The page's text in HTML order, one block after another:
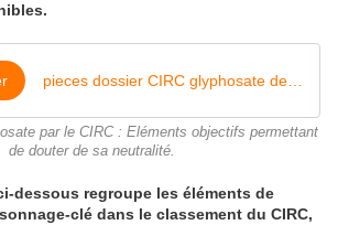
par le CIRC : Eléments objectifs permettant
de douter de sa neutralité.
dessous regroupe les éléments de
clé dans le classement du CIRC,